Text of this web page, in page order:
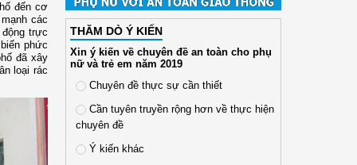
đến cơ
các
động trực
phức
đã xây
loại rác
THĂM DÒ Ý KIẾN
Xin ý kiến về chuyên đề an toàn cho phụ
nữ và trẻ em năm 2019
Chuyên đề thực sự cần thiết
Cần tuyên truyền rộng hơn về thực hiện
chuyên đề
Ý kiến khác